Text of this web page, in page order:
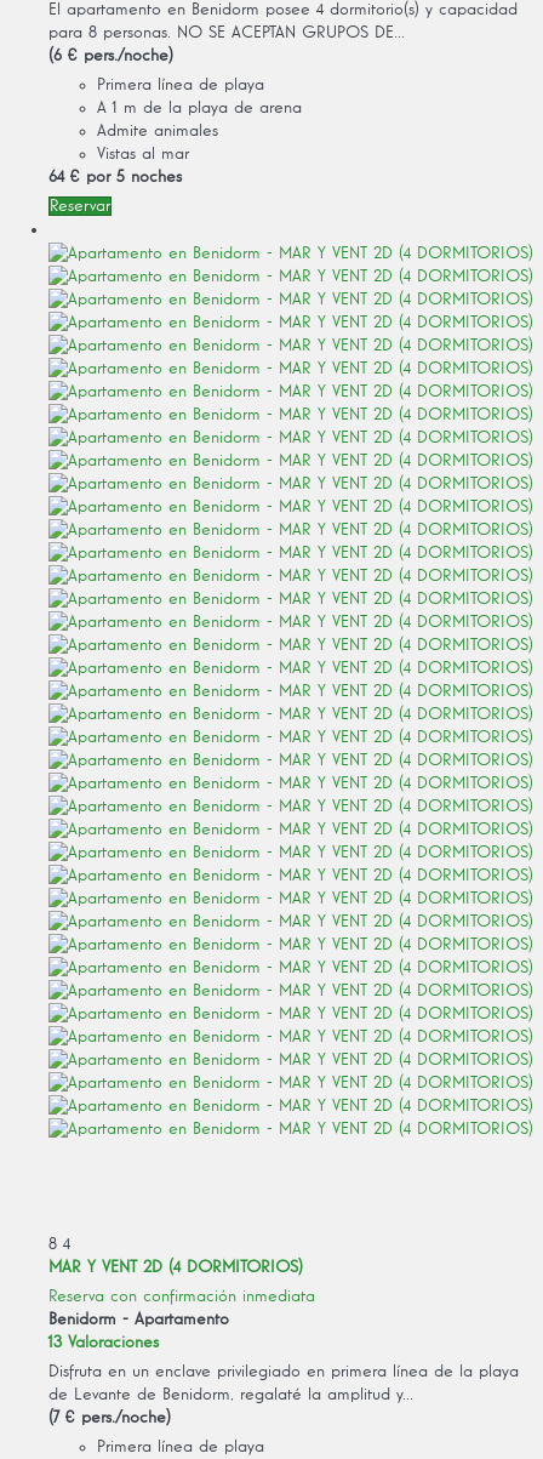
El apartamento en Benidorm posee 4 dormitorio(s) y capacidad
para 8 personas. NO SE ACEPTAN GRUPOS DE...
(6 € pers./noche)
Primera línea de playa
A 1 m de la playa de arena
Admite animales
Vistas al mar
64 € por 5 noches
Reservar
8 4
MAR Y VENT 2D (4 DORMITORIOS)
Reserva con confirmación inmediata
Benidorm - Apartamento
13 Valoraciones
Disfruta en un enclave privilegiado en primera línea de la playa
de Levante de Benidorm, regalaté la amplitud y...
(7 € pers./noche)
Primera línea de playa